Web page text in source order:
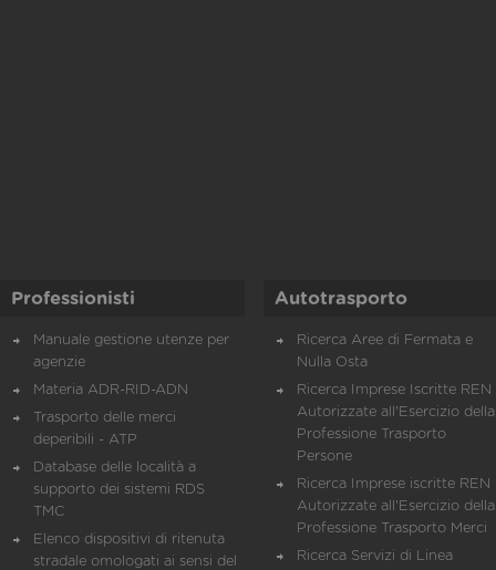
Professionisti
Manuale gestione utenze per
agenzie
Materia ADR-RID-ADN
Trasporto delle merci
deperibili - ATP
Database delle località a
supporto dei sistemi RDS
TMC
Elenco dispositivi di ritenuta
stradale omologati ai sensi del
Autotrasporto
Ricerca Aree di Fermata e
Nulla Osta
Ricerca Imprese Iscritte REN
Autorizzate all'Esercizio della
Professione Trasporto
Persone
Ricerca Imprese iscritte REN
Autorizzate all'Esercizio della
Professione Trasporto Merci
Ricerca Servizi di Linea